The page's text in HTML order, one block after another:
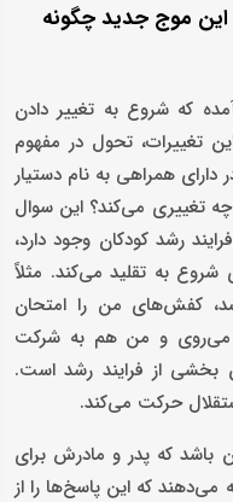
این موج جدید چگونه
که شروع به تغییر دادن
تغییرات، تحول در مفهوم
همراهی به نام دستیار
تغییری می‌کند؟ این سوال
رشد کودکان وجود دارد،
به تقلید می‌کند. مثلاً
کفش‌های من را امتحان
می‌روی و من هم به شرکت
از فرایند رشد است.
حرکت می‌کند.
باشد که پدر و مادرش برای
که این پاسخ‌ها را از